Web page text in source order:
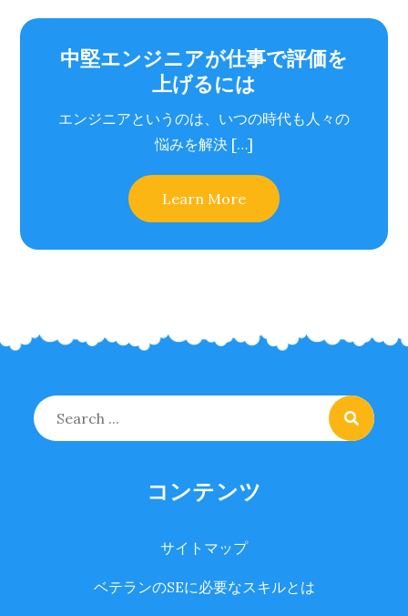
中堅エンジニアが仕事で評価を
上げるには
エンジニアというのは、いつの時代も人々の
悩みを解決 […]
Learn More
Search
for:
コンテンツ
サイトマップ
ベテランのSEに必要なスキルとは